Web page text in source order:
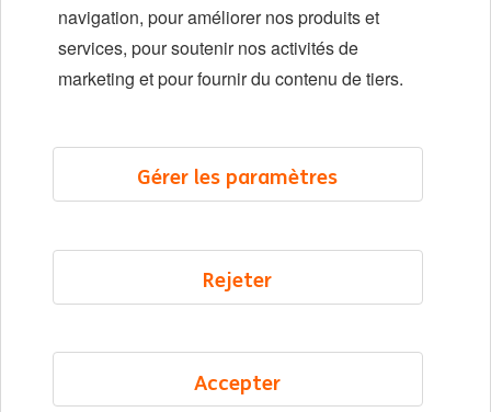
Localisations
Événements
LinkedIn
Plan du site
Déclaration sur les cookies
Cookie management
navigation, pour améliorer nos produits et
services, pour soutenir nos activités de
marketing et pour fournir du contenu de tiers.
Accepter
Rejeter
Gérer les paramètres